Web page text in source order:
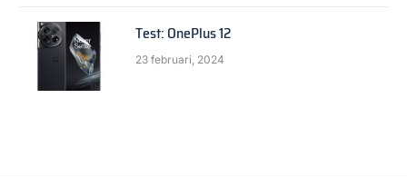
Test: OnePlus 12
23 februari, 2024